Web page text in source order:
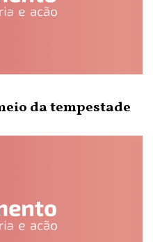
da tempestade